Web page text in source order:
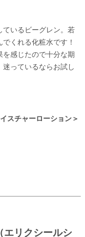
ているビーグレン。若
くれる化粧水です！
を感じたので十分な期
っているならお試し
スチャーローション＞
エリクシールシ